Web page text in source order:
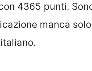
4365 punti.
manca